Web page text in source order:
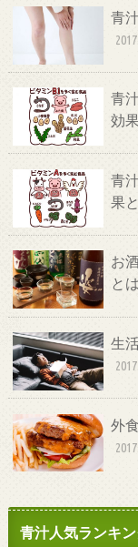
青
青
効
青
果
お
とは
生
外
青汁人気ランキ